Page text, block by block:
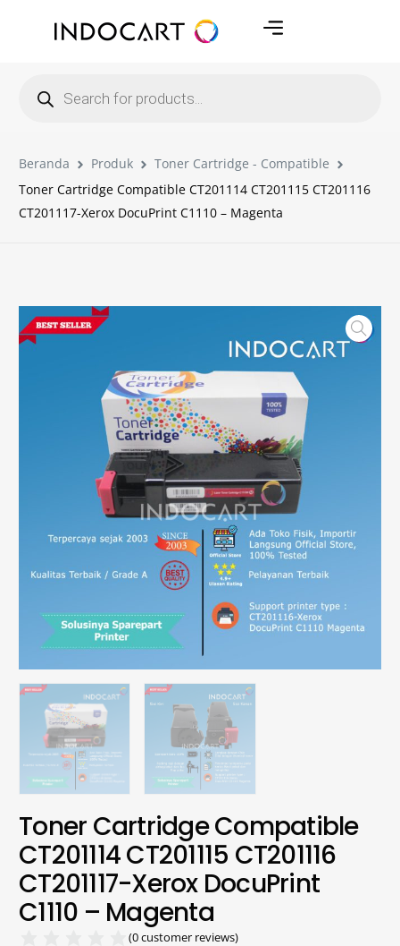
Beranda Produk
Toner Cartridge - Compatible
Toner Cartridge Compatible CT201114 CT201115 CT201116
CT201117-Xerox DocuPrint C1110 – Magenta
Toner Cartridge Compatible
CT201114 CT201115 CT201116
CT201117-Xerox DocuPrint
C1110 – Magenta
(0customer reviews)